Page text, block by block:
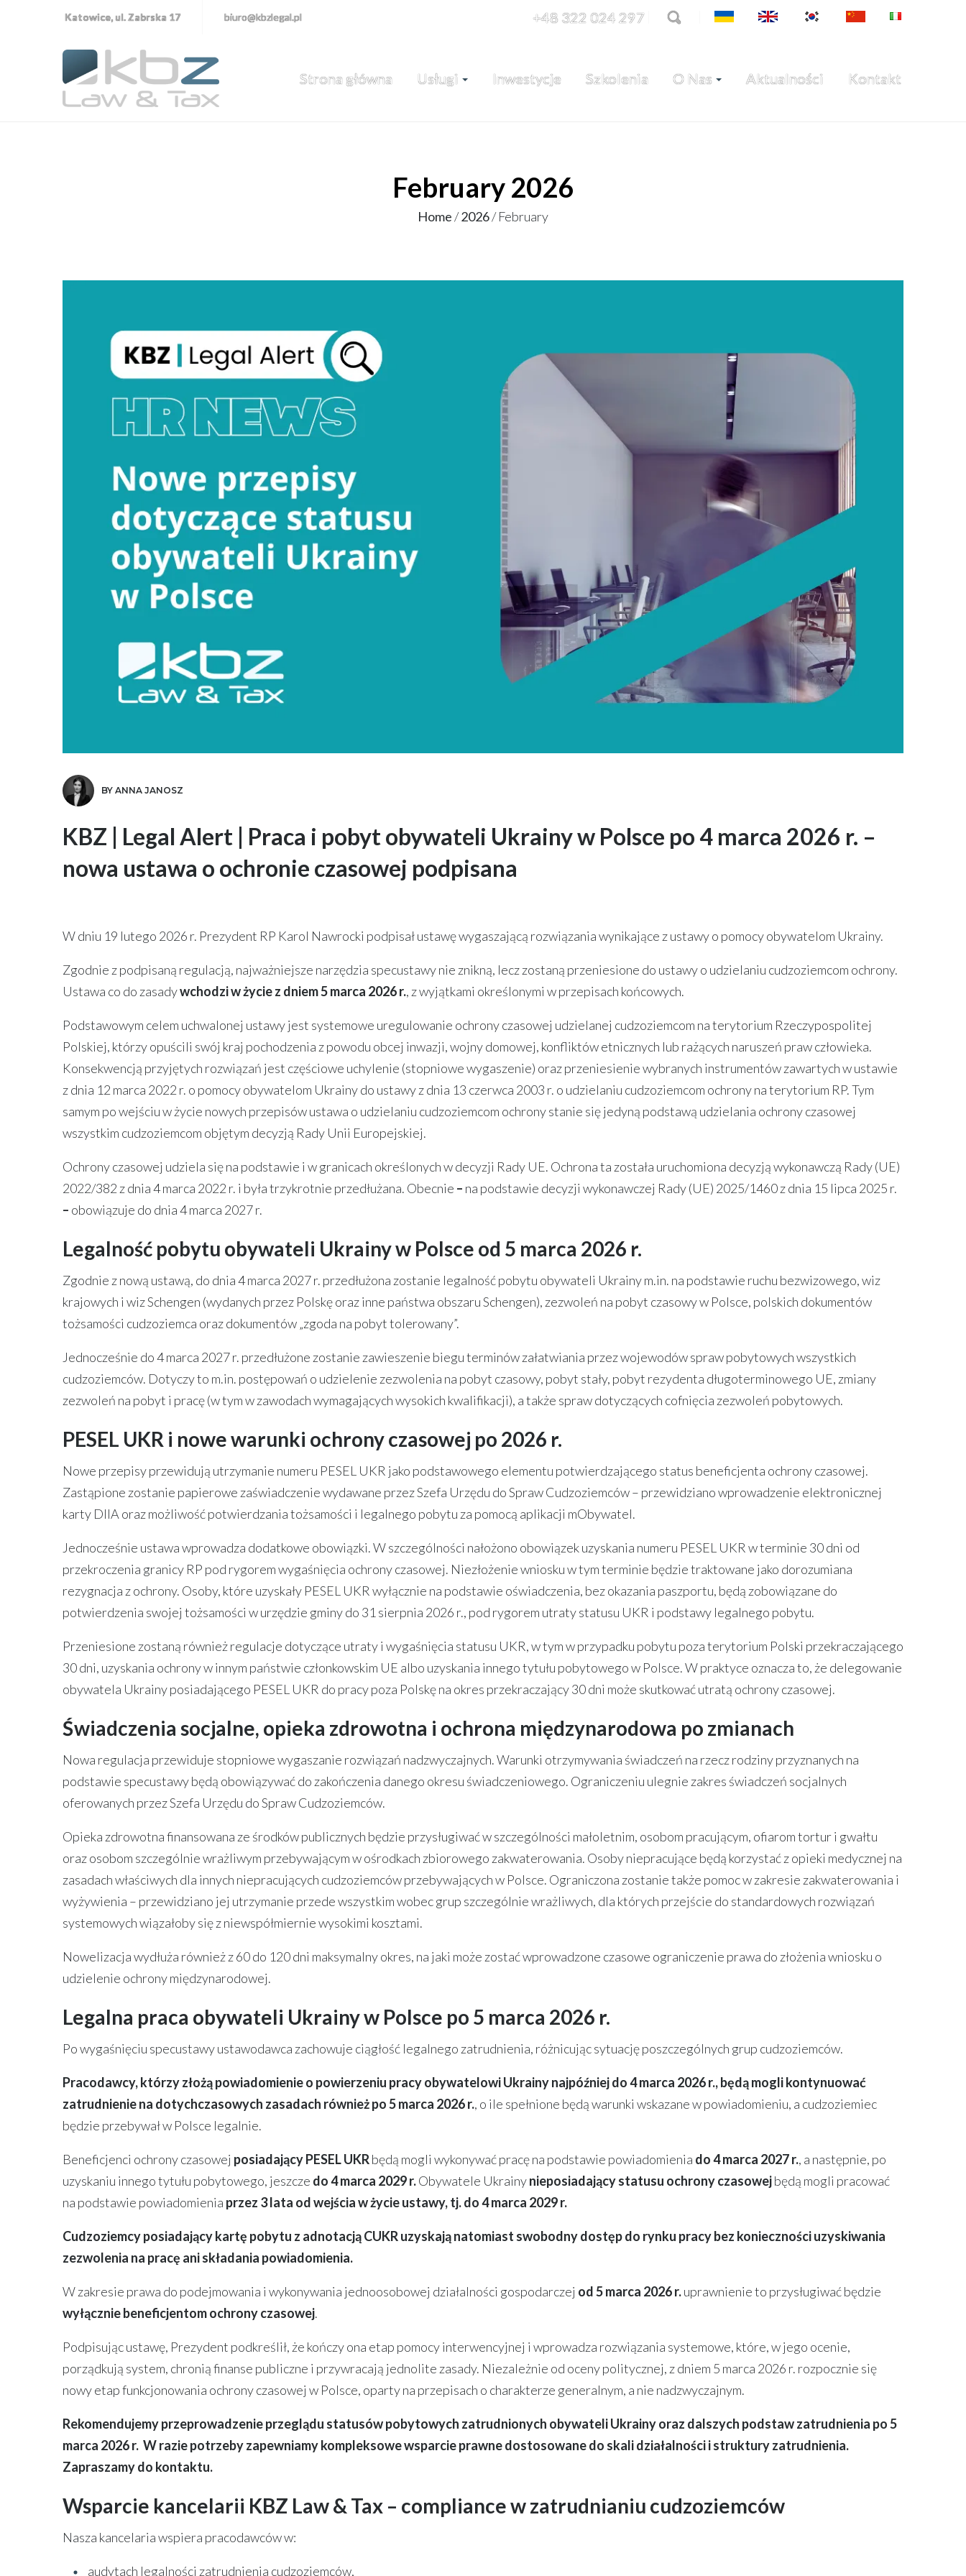
Katowice, ul. Zabrska 17 biuro@kbzlegal.pl +48 322 024 297
Strona główna Usługi Inwestycje Szkolenia O Nas Aktualności Kontakt
February 2026
Home/2026/February
BY ANNA JANOSZ
KBZ | Legal Alert | Praca i pobyt obywateli Ukrainy w Polsce po 4 marca 2026 r. –
nowa ustawa o ochronie czasowej podpisana
W dniu 19 lutego 2026 r. Prezydent RP Karol Nawrocki podpisał ustawę wygaszającą rozwiązania wynikające z ustawy o pomocy obywatelom Ukrainy.
Zgodnie z podpisaną regulacją, najważniejsze narzędzia specustawy nie znikną, lecz zostaną przeniesione do ustawy o udzielaniu cudzoziemcom ochrony.
Ustawa co do zasadywchodzi w życie z dniem 5 marca 2026 r., z wyjątkami określonymi w przepisach końcowych.
Podstawowym celem uchwalonej ustawy jest systemowe uregulowanie ochrony czasowej udzielanej cudzoziemcom na terytorium Rzeczypospolitej
Polskiej, którzy opuścili swój kraj pochodzenia z powodu obcej inwazji, wojny domowej, konfliktów etnicznych lub rażących naruszeń praw człowieka.
Konsekwencją przyjętych rozwiązań jest częściowe uchylenie (stopniowe wygaszenie) oraz przeniesienie wybranych instrumentów zawartych w ustawie
z dnia 12 marca 2022 r. o pomocy obywatelom Ukrainy do ustawy z dnia 13 czerwca 2003 r. o udzielaniu cudzoziemcom ochrony na terytorium RP. Tym
samym po wejściu w życie nowych przepisów ustawa o udzielaniu cudzoziemcom ochrony stanie się jedyną podstawą udzielania ochrony czasowej
wszystkim cudzoziemcom objętym decyzją Rady Unii Europejskiej.
Ochrony czasowej udziela się na podstawie i w granicach określonych w decyzji Rady UE. Ochrona ta została uruchomiona decyzją wykonawczą Rady (UE)
2022/382 z dnia 4 marca 2022 r. i była trzykrotnie przedłużana. Obecnie – na podstawie decyzji wykonawczej Rady (UE) 2025/1460 z dnia 15 lipca 2025 r.
– obowiązuje do dnia 4 marca 2027 r.
Legalność pobytu obywateli Ukrainy w Polsce od 5 marca 2026 r.
Zgodnie z nową ustawą, do dnia 4 marca 2027 r. przedłużona zostanie legalność pobytu obywateli Ukrainy m.in. na podstawie ruchu bezwizowego, wiz
krajowych i wiz Schengen (wydanych przez Polskę oraz inne państwa obszaru Schengen), zezwoleń na pobyt czasowy w Polsce, polskich dokumentów
tożsamości cudzoziemca oraz dokumentów „zgoda na pobyt tolerowany”.
Jednocześnie do 4 marca 2027 r. przedłużone zostanie zawieszenie biegu terminów załatwiania przez wojewodów spraw pobytowych wszystkich
cudzoziemców. Dotyczy to m.in. postępowań o udzielenie zezwolenia na pobyt czasowy, pobyt stały, pobyt rezydenta długoterminowego UE, zmiany
zezwoleń na pobyt i pracę (w tym w zawodach wymagających wysokich kwalifikacji), a także spraw dotyczących cofnięcia zezwoleń pobytowych.
PESEL UKR i nowe warunki ochrony czasowej po 2026 r.
Nowe przepisy przewidują utrzymanie numeru PESEL UKR jako podstawowego elementu potwierdzającego status beneficjenta ochrony czasowej.
Zastąpione zostanie papierowe zaświadczenie wydawane przez Szefa Urzędu do Spraw Cudzoziemców – przewidziano wprowadzenie elektronicznej
karty DIIA oraz możliwość potwierdzania tożsamości i legalnego pobytu za pomocą aplikacji mObywatel.
Jednocześnie ustawa wprowadza dodatkowe obowiązki. W szczególności nałożono obowiązek uzyskania numeru PESEL UKR w terminie 30 dni od
przekroczenia granicy RP pod rygorem wygaśnięcia ochrony czasowej. Niezłożenie wniosku w tym terminie będzie traktowane jako dorozumiana
rezygnacja z ochrony. Osoby, które uzyskały PESEL UKR wyłącznie na podstawie oświadczenia, bez okazania paszportu, będą zobowiązane do
potwierdzenia swojej tożsamości w urzędzie gminy do 31 sierpnia 2026 r., pod rygorem utraty statusu UKR i podstawy legalnego pobytu.
Przeniesione zostaną również regulacje dotyczące utraty i wygaśnięcia statusu UKR, w tym w przypadku pobytu poza terytorium Polski przekraczającego
30 dni, uzyskania ochrony w innym państwie członkowskim UE albo uzyskania innego tytułu pobytowego w Polsce. W praktyce oznacza to, że delegowanie
obywatela Ukrainy posiadającego PESEL UKR do pracy poza Polskę na okres przekraczający 30 dni może skutkować utratą ochrony czasowej.
Świadczenia socjalne, opieka zdrowotna i ochrona międzynarodowa po zmianach
Nowa regulacja przewiduje stopniowe wygaszanie rozwiązań nadzwyczajnych. Warunki otrzymywania świadczeń na rzecz rodziny przyznanych na
podstawie specustawy będą obowiązywać do zakończenia danego okresu świadczeniowego. Ograniczeniu ulegnie zakres świadczeń socjalnych
oferowanych przez Szefa Urzędu do Spraw Cudzoziemców.
Opieka zdrowotna finansowana ze środków publicznych będzie przysługiwać w szczególności małoletnim, osobom pracującym, ofiarom tortur i gwałtu
oraz osobom szczególnie wrażliwym przebywającym w ośrodkach zbiorowego zakwaterowania. Osoby niepracujące będą korzystać z opieki medycznej na
zasadach właściwych dla innych niepracujących cudzoziemców przebywających w Polsce. Ograniczona zostanie także pomoc w zakresie zakwaterowania i
wyżywienia – przewidziano jej utrzymanie przede wszystkim wobec grup szczególnie wrażliwych, dla których przejście do standardowych rozwiązań
systemowych wiązałoby się z niewspółmiernie wysokimi kosztami.
Nowelizacja wydłuża również z 60 do 120 dni maksymalny okres, na jaki może zostać wprowadzone czasowe ograniczenie prawa do złożenia wniosku o
udzielenie ochrony międzynarodowej.
Legalna praca obywateli Ukrainy w Polsce po 5 marca 2026 r.
Po wygaśnięciu specustawy ustawodawca zachowuje ciągłość legalnego zatrudnienia, różnicując sytuację poszczególnych grup cudzoziemców.
Pracodawcy, którzy złożą powiadomienie o powierzeniu pracy obywatelowi Ukrainy najpóźniej do 4 marca 2026 r., będą mogli kontynuować
zatrudnienie na dotychczasowych zasadach również po 5 marca 2026 r., o ile spełnione będą warunki wskazane w powiadomieniu, a cudzoziemiec
będzie przebywał w Polsce legalnie.
Beneficjenci ochrony czasowej posiadający PESEL UKRbędą mogli wykonywać pracę na podstawie powiadomienia do 4 marca 2027 r., a następnie, po
uzyskaniu innego tytułu pobytowego, jeszcze do 4 marca 2029 r.Obywatele Ukrainynieposiadający statusu ochrony czasowejbędą mogli pracować
na podstawie powiadomienia przez 3 lata od wejścia w życie ustawy, tj. do 4 marca 2029 r.
Cudzoziemcy posiadający kartę pobytu z adnotacją CUKR uzyskają natomiast swobodny dostęp do rynku pracy bez konieczności uzyskiwania
zezwolenia na pracę ani składania powiadomienia.
W zakresie prawa do podejmowania i wykonywania jednoosobowej działalności gospodarczej od 5 marca 2026 r.uprawnienie to przysługiwać będzie
wyłącznie beneficjentom ochrony czasowej.
Podpisując ustawę, Prezydent podkreślił, że kończy ona etap pomocy interwencyjnej i wprowadza rozwiązania systemowe, które, w jego ocenie,
porządkują system, chronią finanse publiczne i przywracają jednolite zasady. Niezależnie od oceny politycznej, z dniem 5 marca 2026 r. rozpocznie się
nowy etap funkcjonowania ochrony czasowej w Polsce, oparty na przepisach o charakterze generalnym, a nie nadzwyczajnym.
Rekomendujemy przeprowadzenie przeglądu statusów pobytowych zatrudnionych obywateli Ukrainy oraz dalszych podstaw zatrudnienia po 5
marca 2026 r. W razie potrzeby zapewniamy kompleksowe wsparcie prawne dostosowane do skali działalności i struktury zatrudnienia.
Zapraszamy do kontaktu.
Wsparcie kancelarii KBZ Law & Tax – compliance w zatrudnianiu cudzoziemców
Nasza kancelaria wspiera pracodawców w:
audytach legalności zatrudnienia cudzoziemców,